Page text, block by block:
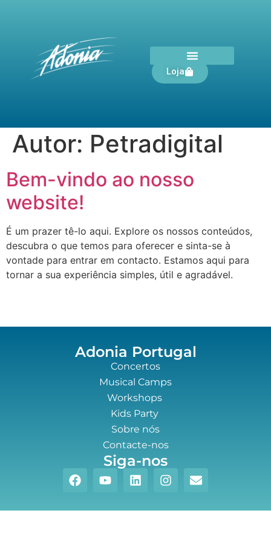
Loja
Autor: Petradigital
Bem-vindo ao nosso
website!
É um prazer tê-lo aqui. Explore os nossos conteúdos,
descubra o que temos para oferecer e sinta-se à
vontade para entrar em contacto. Estamos aqui para
tornar a sua experiência simples, útil e agradável.
Adonia Portugal
Concertos
Musical Camps
Workshops
Kids Party
Sobre nós
Contacte-nos
Siga-nos